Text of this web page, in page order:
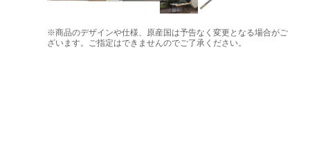
※商品のデザインや仕様、原産国は予告なく変更となる場合がご
ざいます。ご指定はできませんのでご了承ください。